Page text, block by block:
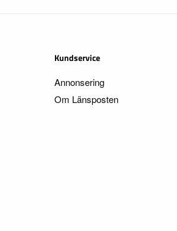
Kundservice
Annonsering
Om Länsposten